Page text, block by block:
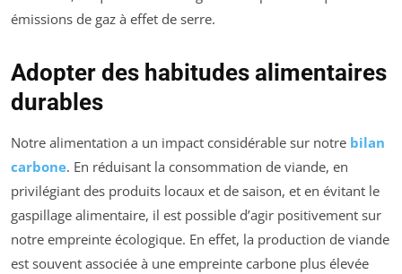
émissions de gaz à effet de serre.
Adopter des habitudes alimentaires
durables
Notre alimentation a un impact considérable sur notre bilan
carbone. En réduisant la consommation de viande, en
privilégiant des produits locaux et de saison, et en évitant le
gaspillage alimentaire, il est possible d’agir positivement sur
notre empreinte écologique. En effet, la production de viande
est souvent associée à une empreinte carbone plus élevée